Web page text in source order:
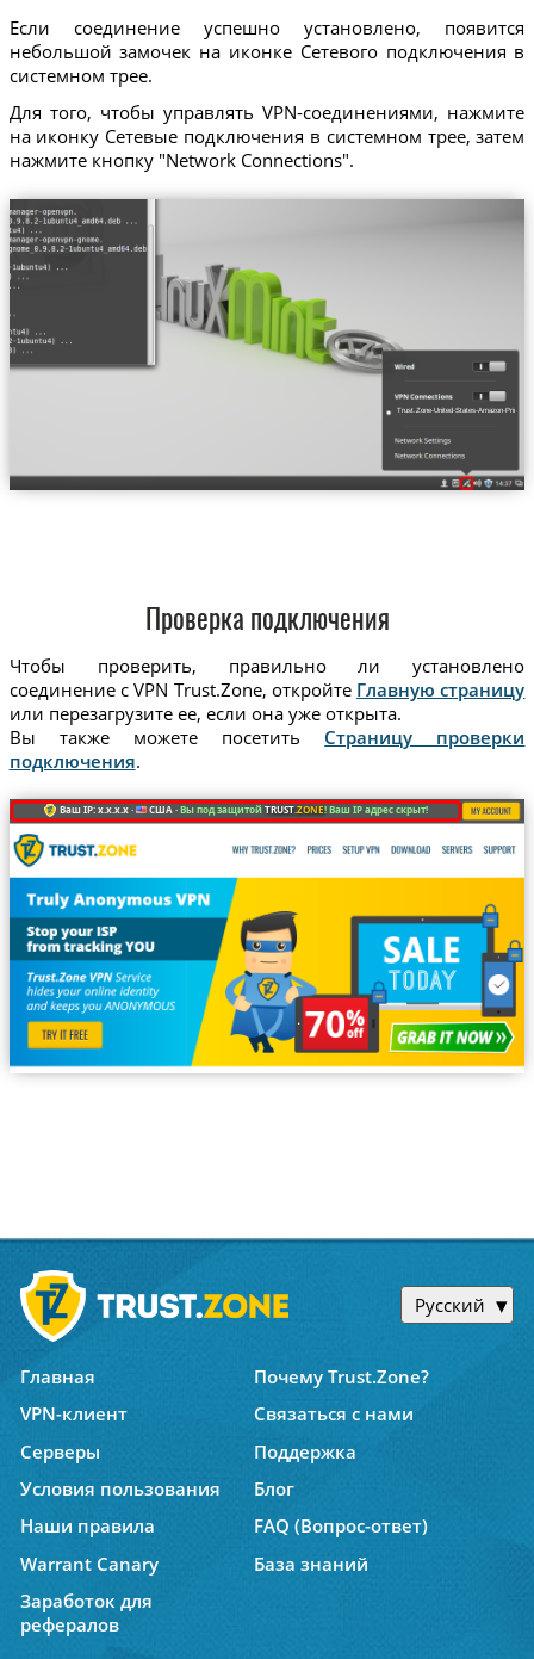
Если соединение успешно установлено, появится
небольшой замочек на иконке Сетевого подключения в
системном трее.
Для того, чтобы управлять VPN-соединениями, нажмите
на иконку Сетевые подключения в системном трее, затем
нажмите кнопку "Network Connections".
Trust.Zone-United-States-Amazon-Prime-
Проверка подключения
Чтобы проверить, правильно ли установлено
соединение с VPN Trust.Zone, откройте Главную страницу
или перезагрузите ее, если она уже открыта.
Вы также можете посетить Страницу проверки
подключения.
Ваш IP: x.x.x.x · США ·Вы под защитойTRUST.ZONE! Ваш IP адрес скрыт!
Русский
Главная
Почему Trust.Zone?
VPN-клиент
Связаться с нами
Серверы
Поддержка
Условия пользования
Блог
Наши правила
FAQ (Вопрос-ответ)
Warrant Canary
База знаний
Заработок для
рефералов